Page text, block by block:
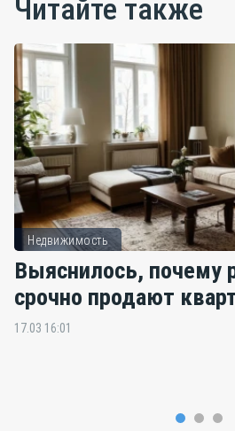
Читайте также
Недвижимость
Выяснилось, почему
срочно продают
17.03 16:01